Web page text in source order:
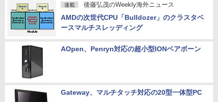
連載 後藤弘茂のWeekly海外ニュース
AMDの次世代CPU「Bulldozer」のクラスタベ
ースマルチスレッディング
AOpen、Penryn対応の超小型IONベアボーン
Gateway、マルチタッチ対応の20型一体型PC